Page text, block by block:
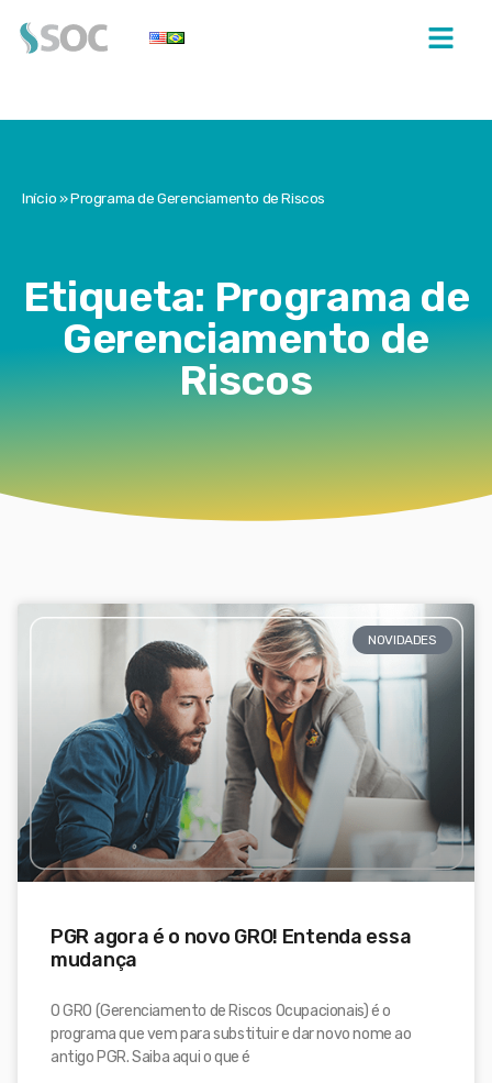
Início»Programa de Gerenciamento de Riscos
Etiqueta: Programa de
Gerenciamento de
Riscos
NOVIDADES
PGR agora é o novo GRO! Entenda essa
mudança
O GRO (Gerenciamento de Riscos Ocupacionais) é o
programa que vem para substituir e dar novo nome ao
antigo PGR. Saiba aqui o que é